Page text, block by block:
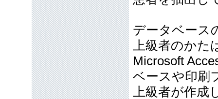
データベース
上級者のか
Microsoft
ベースや印刷
上級者が作